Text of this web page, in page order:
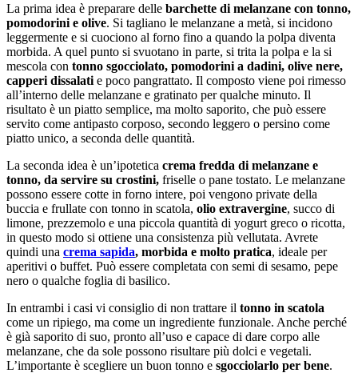
La prima idea è preparare delle barchette di melanzane con tonno,
pomodorini e olive. Si tagliano le melanzane a metà, si incidono
leggermente e si cuociono al forno fino a quando la polpa diventa
morbida. A quel punto si svuotano in parte, si trita la polpa e la si
mescola con tonno sgocciolato, pomodorini a dadini, olive nere,
capperi dissalati e poco pangrattato. Il composto viene poi rimesso
all’interno delle melanzane e gratinato per qualche minuto. Il
risultato è un piatto semplice, ma molto saporito, che può essere
servito come antipasto corposo, secondo leggero o persino come
piatto unico, a seconda delle quantità.
La seconda idea è un’ipotetica crema fredda di melanzane e
tonno, da servire su crostini, friselle o pane tostato. Le melanzane
possono essere cotte in forno intere, poi vengono private della
buccia e frullate con tonno in scatola, olio extravergine, succo di
limone, prezzemolo e una piccola quantità di yogurt greco o ricotta,
in questo modo si ottiene una consistenza più vellutata. Avrete
quindi una crema sapida, morbida e molto pratica, ideale per
aperitivi o buffet. Può essere completata con semi di sesamo, pepe
nero o qualche foglia di basilico.
In entrambi i casi vi consiglio di non trattare il tonno in scatola
come un ripiego, ma come un ingrediente funzionale. Anche perché
è già saporito di suo, pronto all’uso e capace di dare corpo alle
melanzane, che da sole possono risultare più dolci e vegetali.
L’importante è scegliere un buon tonno e sgocciolarlo per bene.